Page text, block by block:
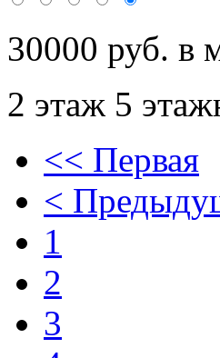
30000 руб. в
2 этаж 5
<< Первая
<
1
2
3